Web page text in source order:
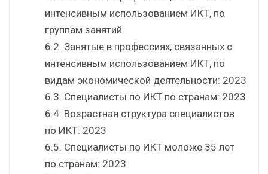
интенсивным использованием ИКТ, по
группам занятий
6.2. Занятые в профессиях, связанных с
интенсивным использованием ИКТ, по
видам экономической деятельности: 2023
6.3. Специалисты по ИКТ по странам: 2023
6.4. Возрастная структура специалистов
по ИКТ: 2023
6.5. Специалисты по ИКТ моложе 35 лет
по странам: 2023